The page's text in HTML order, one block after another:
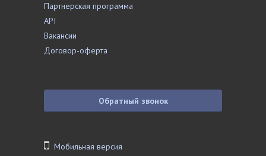
Партнерская программа
API
Вакансии
Договор-оферта
Обратный звонок
Мобильная версия